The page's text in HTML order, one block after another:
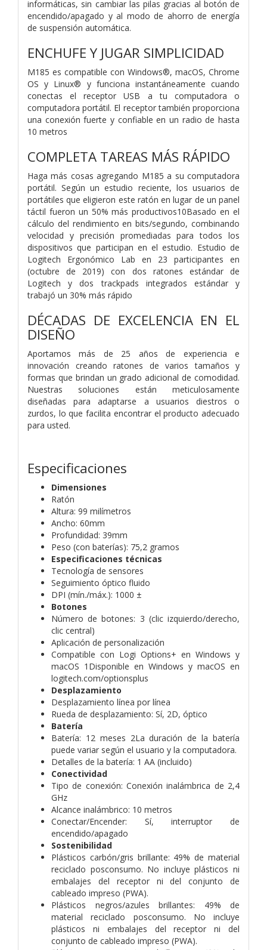
informáticas, sin cambiar las pilas gracias al botón de
encendido/apagado y al modo de ahorro de energía
de suspensión automática.
ENCHUFE Y JUGAR SIMPLICIDAD
M185 es compatible con Windows®, macOS, Chrome
OS y Linux® y funciona instantáneamente cuando
conectas el receptor USB a tu computadora o
computadora portátil. El receptor también proporciona
una conexión fuerte y confiable en un radio de hasta
10 metros
COMPLETA TAREAS MÁS RÁPIDO
Haga más cosas agregando M185 a su computadora
portátil. Según un estudio reciente, los usuarios de
portátiles que eligieron este ratón en lugar de un panel
táctil fueron un 50% más productivos10Basado en el
cálculo del rendimiento en bits/segundo, combinando
velocidad y precisión promediadas para todos los
dispositivos que participan en el estudio. Estudio de
Logitech Ergonómico Lab en 23 participantes en
(octubre de 2019) con dos ratones estándar de
Logitech y dos trackpads integrados estándar y
trabajó un 30% más rápido
DÉCADAS DE EXCELENCIA EN EL
DISEÑO
Aportamos más de 25 años de experiencia e
innovación creando ratones de varios tamaños y
formas que brindan un grado adicional de comodidad.
Nuestras soluciones están meticulosamente
diseñadas para adaptarse a usuarios diestros o
zurdos, lo que facilita encontrar el producto adecuado
para usted.
Especificaciones
Dimensiones
Ratón
Altura: 99 milímetros
Ancho: 60mm
Profundidad: 39mm
Peso (con baterías): 75,2 gramos
Especificaciones técnicas
Tecnología de sensores
Seguimiento óptico fluido
DPI (mín./máx.): 1000 ±
Botones
Número de botones: 3 (clic izquierdo/derecho,
clic central)
Aplicación de personalización
Compatible con Logi Options+ en Windows y
macOS 1Disponible en Windows y macOS en
logitech.com/optionsplus
Desplazamiento
Desplazamiento línea por línea
Rueda de desplazamiento: Sí, 2D, óptico
Batería
Batería: 12 meses 2La duración de la batería
puede variar según el usuario y la computadora.
Detalles de la batería: 1 AA (incluido)
Conectividad
Tipo de conexión: Conexión inalámbrica de 2,4
GHz
Alcance inalámbrico: 10 metros
Conectar/Encender: Sí, interruptor de
encendido/apagado
Sostenibilidad
Plásticos carbón/gris brillante: 49% de material
reciclado posconsumo. No incluye plásticos ni
embalajes del receptor ni del conjunto de
cableado impreso (PWA).
Plásticos negros/azules brillantes: 49% de
material reciclado posconsumo. No incluye
plásticos ni embalajes del receptor ni del
conjunto de cableado impreso (PWA).